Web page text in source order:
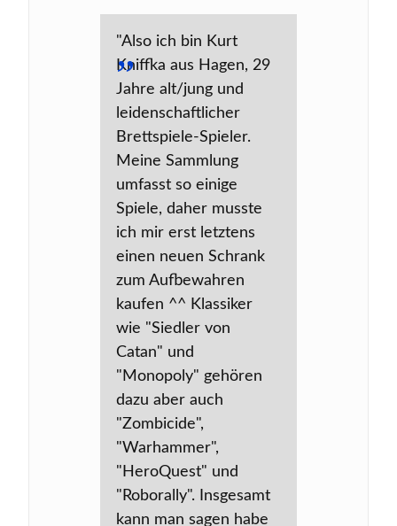
"Also ich bin Kurt
Kniffka aus Hagen, 29
Jahre alt/jung und
leidenschaftlicher
Brettspiele-Spieler.
Meine Sammlung
umfasst so einige
Spiele, daher musste
ich mir erst letztens
einen neuen Schrank
zum Aufbewahren
kaufen ^^ Klassiker
wie "Siedler von
Catan" und
"Monopoly" gehören
dazu aber auch
"Zombicide",
"Warhammer",
"HeroQuest" und
"Roborally". Insgesamt
kann man sagen habe